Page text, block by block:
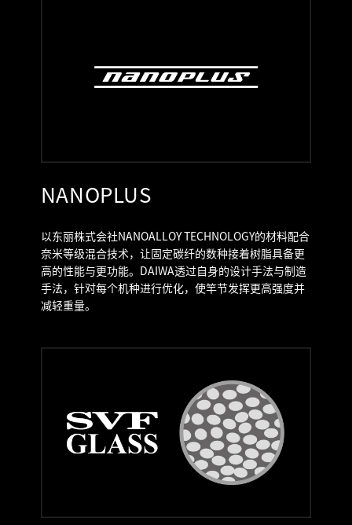
NANOPLUS
以东丽株式会社NANOALLOY TECHNOLOGY的材料配合
奈米等级混合技术，让固定碳纤的数种接着树脂具备更
高的性能与更功能。DAIWA透过自身的设计手法与制造
手法，针对每个机种进行优化，使竿节发挥更高强度并
减轻重量。